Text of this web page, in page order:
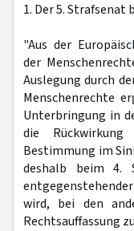
1. Der 5.
"Aus der
der
Auslegung durch
Menschenrechte
Unterbringung in
die
Bestimmung im
deshalb beim 4.
wird, bei den
Rechtsauffassung